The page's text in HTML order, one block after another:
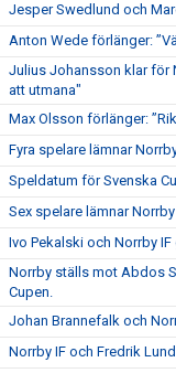
Jesper Swedlund och
Anton Wede förlänger:
Julius Johansson klar för
att utmana"
Max Olsson förlänger:
Fyra spelare lämnar
Speldatum för Svenska
Sex spelare lämnar Norrby
Ivo Pekalski och Norrby
Norrby ställs mot Abdos
Cupen.
Johan Brannefalk och
Norrby IF och Fredrik